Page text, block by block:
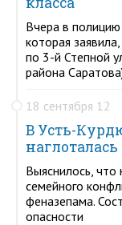
Вчера в
которая
по 3-й Степной
района
18 сентября 12
В Усть-
наглоталась
Выяснилось, что
семейного
феназепама.
опасности